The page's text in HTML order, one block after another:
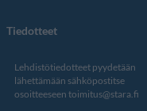
Tiedotteet
Lehdistötiedotteet pyydetään
lähettämään sähköpostitse
osoitteeseen toimitus@stara.fi